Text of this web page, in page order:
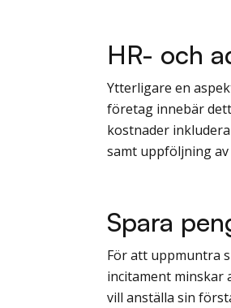
HR- och
Ytterligare en
företag innebär
kostnader
samt uppföljning
Spara
För att uppmuntra
incitament minskar
vill anställa sin